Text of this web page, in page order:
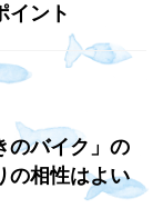
イント
のバイク」の
の相性はよい